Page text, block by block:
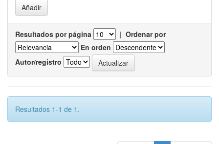
Resultados por página | Ordenar por
En orden
Autor/registro
Resultados 1-1 de 1.